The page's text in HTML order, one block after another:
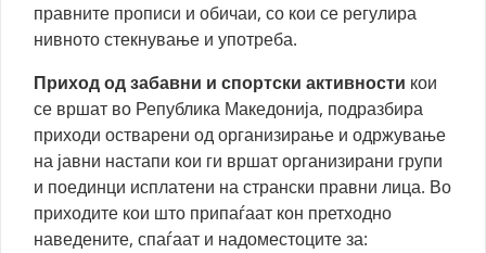
правните прописи и обичаи, со кои се регулира
нивното стекнување и употреба.
Приход од забавни и спортски активности кои
се вршат во Република Македонија, подразбира
приходи остварени од организирање и одржување
на јавни настапи кои ги вршат организирани групи
и поединци исплатени на странски правни лица. Во
приходите кои што припаѓаат кон претходно
наведените, спаѓаат и надоместоците за: